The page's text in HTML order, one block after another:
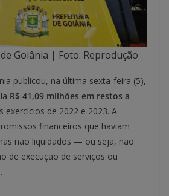
Goiânia | Foto: Reprodução
publicou, na última sexta-feira (5),
R$ 41,09 milhões em restos a
exercícios de 2022 e 2023. A
financeiros que haviam
não liquidados — ou seja, não
de execução de serviços ou